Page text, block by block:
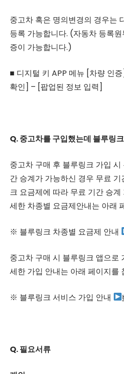
중고차 혹은 명의변경의 경우는
등록 가능합니다. (자동차 등록원
증이 가능합니다.)
■ 디지털 키 APP 메뉴 [차량 인
확인] – [팝업된 정보 입력]
Q. 중고차를 구입했는데 블루링
중고차 구매 후 블루링크 가입
간 승계가 가능하신 경우 무료
크 요금제에 따라 무료 기간 승
세한 차종별 요금제안내는 아래
※ 블루링크 차종별 요금제 안내
중고차 구매 시 블루링크 앱으로
세한 가입 안내는 아래 페이지를
※ 블루링크 서비스 가입 안내
Q. 필요서류